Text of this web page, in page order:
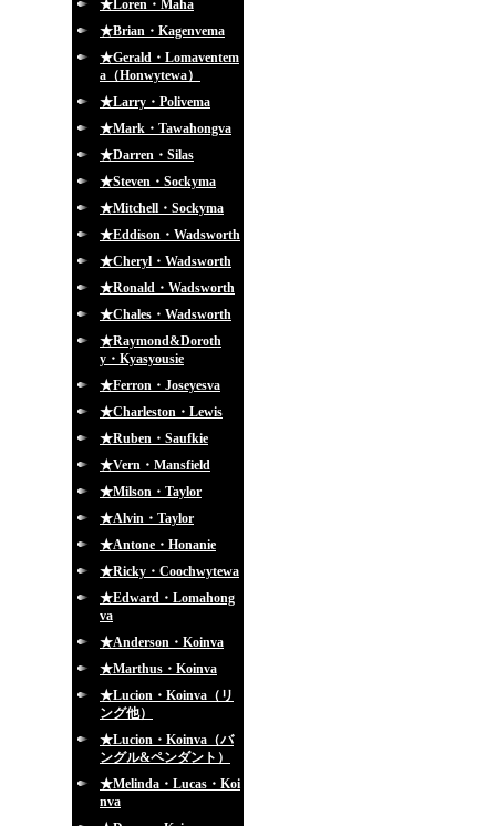
★Loren・Maha
★Brian・Kagenvema
★Gerald・Lomaventem
a（Honwytewa）
★Larry・Polivema
★Mark・Tawahongva
★Darren・Silas
★Steven・Sockyma
★Mitchell・Sockyma
★Eddison・Wadsworth
★Cheryl・Wadsworth
★Ronald・Wadsworth
★Chales・Wadsworth
★Raymond&Doroth
y・Kyasyousie
★Ferron・Joseyesva
★Charleston・Lewis
★Ruben・Saufkie
★Vern・Mansfield
★Milson・Taylor
★Alvin・Taylor
★Antone・Honanie
★Ricky・Coochwytewa
★Edward・Lomahong
va
★Anderson・Koinva
★Marthus・Koinva
★Lucion・Koinva（リ
ング他）
★Lucion・Koinva（バ
ングル&ペンダント）
★Melinda・Lucas・Koi
nva